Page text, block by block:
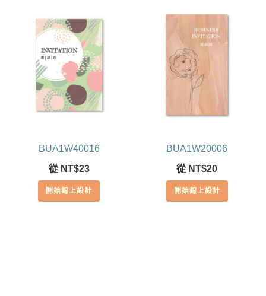
BUA1W40016
從 NT$23
開始線上設計
BUA1W20006
從 NT$20
開始線上設計